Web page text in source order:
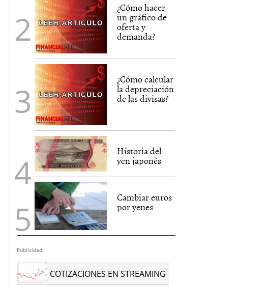
¿Cómo hacer
un gráfico de
oferta y
demanda?
¿Cómo calcular
la depreciación
de las divisas?
Historia del
yen japonés
Cambiar euros
por yenes
Publicidad
COTIZACIONES EN STREAMING